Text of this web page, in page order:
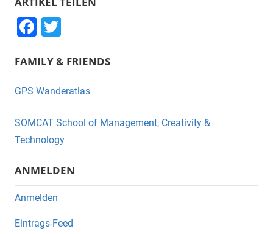
F
c
e
o
o
k
tt
er
FAMILY & FRIENDS
GPS Wanderatlas
SOMCAT School of Management, Creativity &
Technology
ANMELDEN
Anmelden
Eintrags-Feed